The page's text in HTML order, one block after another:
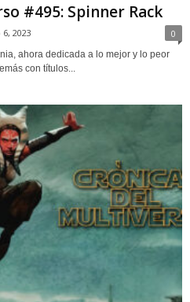
#495: Spinner Rack
2023 0
ahora dedicada a lo mejor y lo peor
con títulos...